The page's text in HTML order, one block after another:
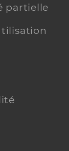
partielle